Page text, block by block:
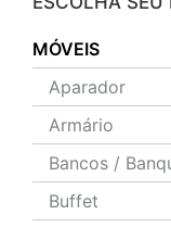
MÓVEIS
Aparador
Armário
Bancos /
Buffet